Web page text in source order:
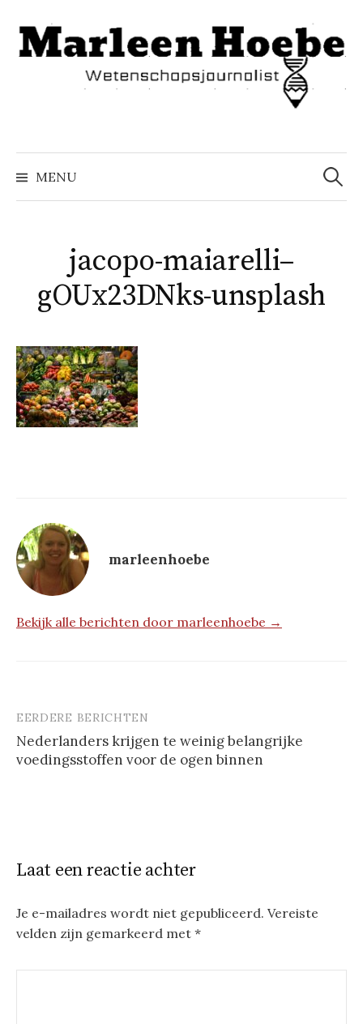
inhoud
springen
MENU
Zoeken
naar:
jacopo-maiarelli–
gOUx23DNks-unsplash
marleenhoebe
Bekijk alle berichten door marleenhoebe →
Berichtnavigatie
EERDERE BERICHTEN
Nederlanders krijgen te weinig belangrijke
voedingsstoffen voor de ogen binnen
Laat een reactie achter
Je e-mailadres wordt niet gepubliceerd. Vereiste
velden zijn gemarkeerd met *